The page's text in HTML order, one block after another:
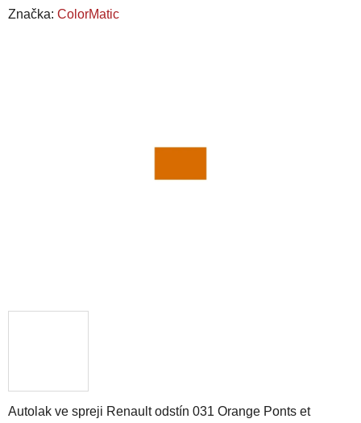
Autolak ve spreji Renault odstín 031 Orange Ponts et
hodnocení
Značka: ColorMatic